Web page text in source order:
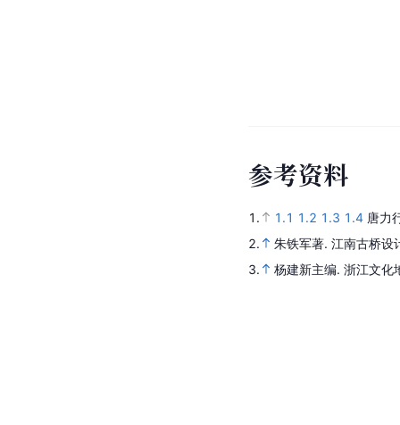
参考资料
1. 1.1 1.2 1.3 1.4 唐力
2.
朱铁军著. 江南古桥设
3.
杨建新主编. 浙江文化